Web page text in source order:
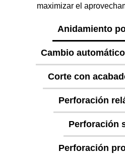
maximizar el
Anidamiento
Cambio
Corte con
Perforación
Perforación
Perforación